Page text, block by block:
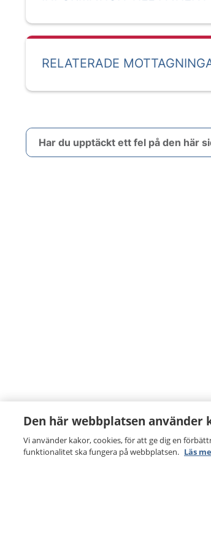
RELATERADE
Har du upptäckt ett fel på den här
Den här webbplatsen använder
Vi använder kakor, cookies, för att ge dig en
funktionalitet ska fungera på webbplatsen. Läs